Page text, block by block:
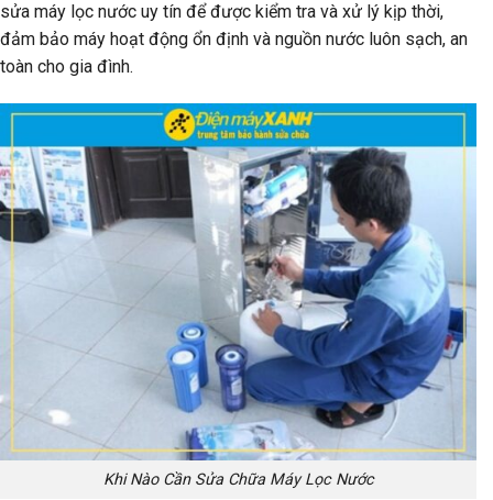
sửa máy lọc nước uy tín để được kiểm tra và xử lý kịp thời,
đảm bảo máy hoạt động ổn định và nguồn nước luôn sạch, an
toàn cho gia đình.
Khi Nào Cần Sửa Chữa Máy Lọc Nước